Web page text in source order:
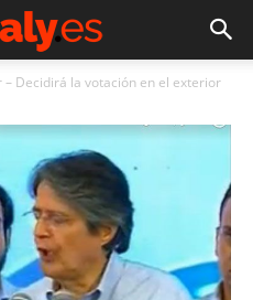
– Decidirá la votación en el exterior